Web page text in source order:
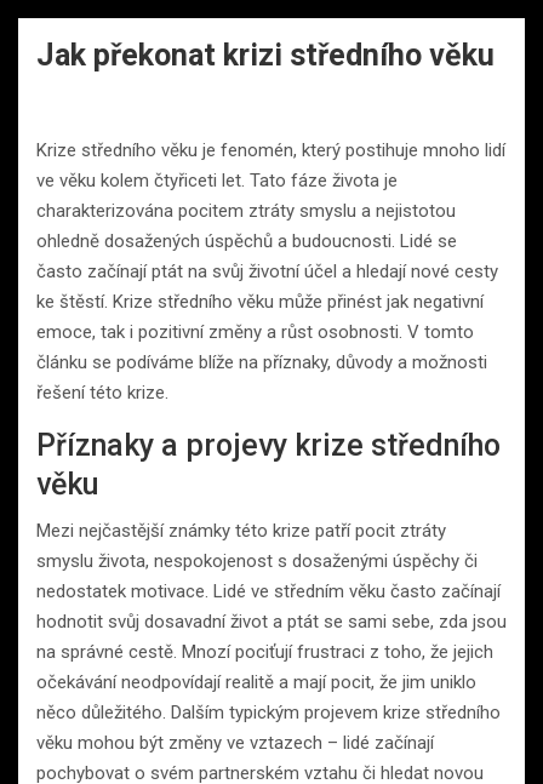
Jak překonat krizi středního věku
Krize středního věku je fenomén, který postihuje mnoho lidí
ve věku kolem čtyřiceti let. Tato fáze života je
charakterizována pocitem ztráty smyslu a nejistotou
ohledně dosažených úspěchů a budoucnosti. Lidé se
často začínají ptát na svůj životní účel a hledají nové cesty
ke štěstí. Krize středního věku může přinést jak negativní
emoce, tak i pozitivní změny a růst osobnosti. V tomto
článku se podíváme blíže na příznaky, důvody a možnosti
řešení této krize.
Příznaky a projevy krize středního
věku
Mezi nejčastější známky této krize patří pocit ztráty
smyslu života, nespokojenost s dosaženými úspěchy či
nedostatek motivace. Lidé ve středním věku často začínají
hodnotit svůj dosavadní život a ptát se sami sebe, zda jsou
na správné cestě. Mnozí pociťují frustraci z toho, že jejich
očekávání neodpovídají realitě a mají pocit, že jim uniklo
něco důležitého. Dalším typickým projevem krize středního
věku mohou být změny ve vztazech – lidé začínají
pochybovat o svém partnerském vztahu či hledat novou